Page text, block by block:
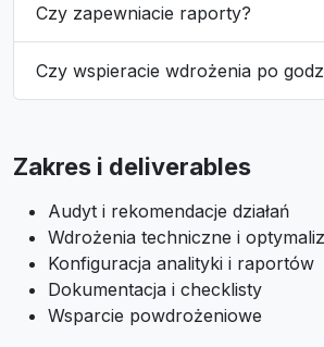
Czy zapewniacie raporty?
Czy wspieracie wdrożenia po
Zakres i deliverables
Audyt i rekomendacje działań
Wdrożenia techniczne i
Konfiguracja analityki i raportów
Dokumentacja i checklisty
Wsparcie powdrożeniowe